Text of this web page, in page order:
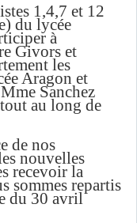
1,4,7 et 12
du lycée
à
Givors et
les
Aragon et
Sanchez
au long de
de nos
nouvelles
recevoir la
sommes repartis
du 30 avril